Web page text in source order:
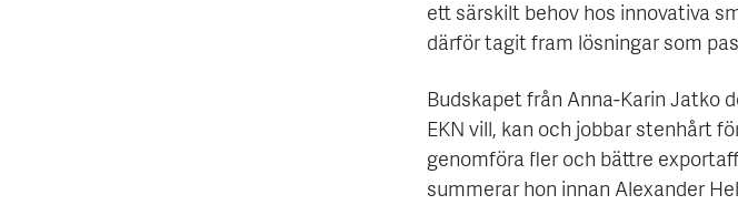
ett särskilt behov hos innovativa
därför tagit fram lösningar som
Budskapet från Anna-Karin Jatko
EKN vill, kan och jobbar stenhårt
genomföra fler och bättre
summerar hon innan Alexander